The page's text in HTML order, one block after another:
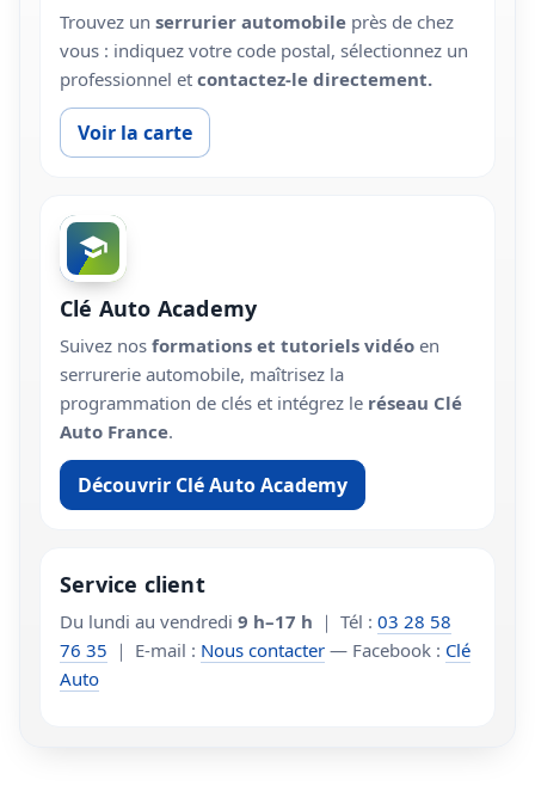
Trouvez un serrurier automobile près de chez
vous : indiquez votre code postal, sélectionnez un
professionnel et contactez-le directement.
Voir la carte
Clé Auto Academy
Suivez nos formations et tutoriels vidéo en
serrurerie automobile, maîtrisez la
programmation de clés et intégrez le réseau Clé
Auto France.
Découvrir Clé Auto Academy
Service client
Du lundi au vendredi 9 h–17 h ｜ Tél : 03 28 58
76 35 ｜ E-mail : Nous contacter — Facebook : Clé
Auto